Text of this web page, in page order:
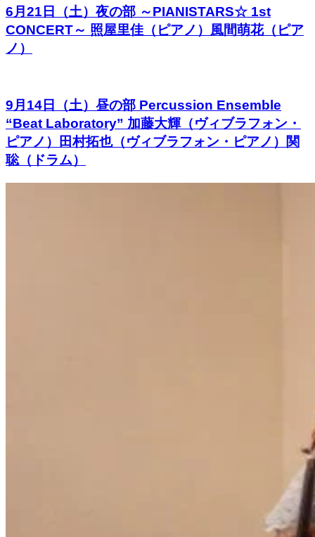
6月21日（土）夜の部 ～PIANISTARS☆ 1st
CONCERT～ 照屋里佳（ピアノ）風間萌花（ピア
ノ）
9月14日（土）昼の部 Percussion Ensemble
“Beat Laboratory” 加藤大輝（ヴィブラフォン・
ピアノ）田村拓也（ヴィブラフォン・ピアノ）関
聡（ドラム）